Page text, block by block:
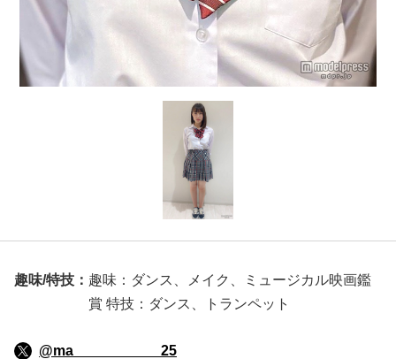
趣味/特技： 趣味：ダンス、メイク、ミュージカル映画鑑
賞 特技：ダンス、トランペット
@ma___________25